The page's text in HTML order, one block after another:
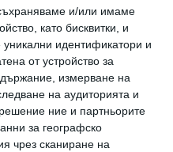
и/или имаме
като бисквитки, и
идентификатори и
от устройство за
измерване на
на аудиторията и
ние и партньорите
за географско
чрез сканиране на
(@hilaryduff)
и съпруга си.